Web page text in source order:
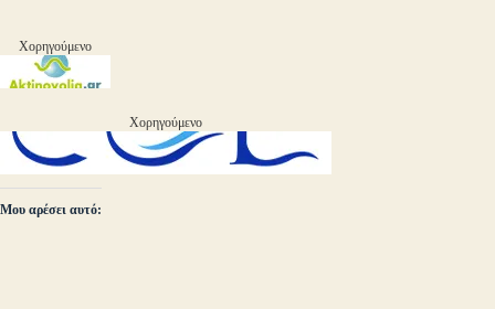
Χορηγούμενο
Χορηγούμενο
Μου αρέσει αυτό: